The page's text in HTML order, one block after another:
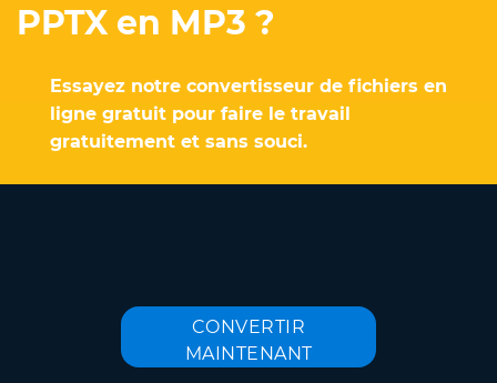
PPTX en MP3 ?
Essayez notre convertisseur de fichiers en
ligne gratuit pour faire le travail
gratuitement et sans souci.
CONVERTIR
MAINTENANT